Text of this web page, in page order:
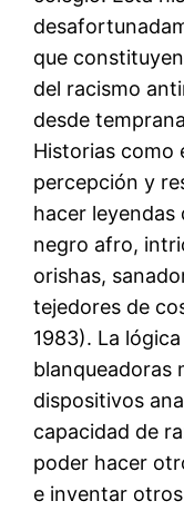
que
del racismo
desde
Historias como
percepción y
hacer leyendas
negro afro,
orishas,
tejedores de
1983). La
blanqueadoras
dispositivos
capacidad de
poder hacer
e inventar